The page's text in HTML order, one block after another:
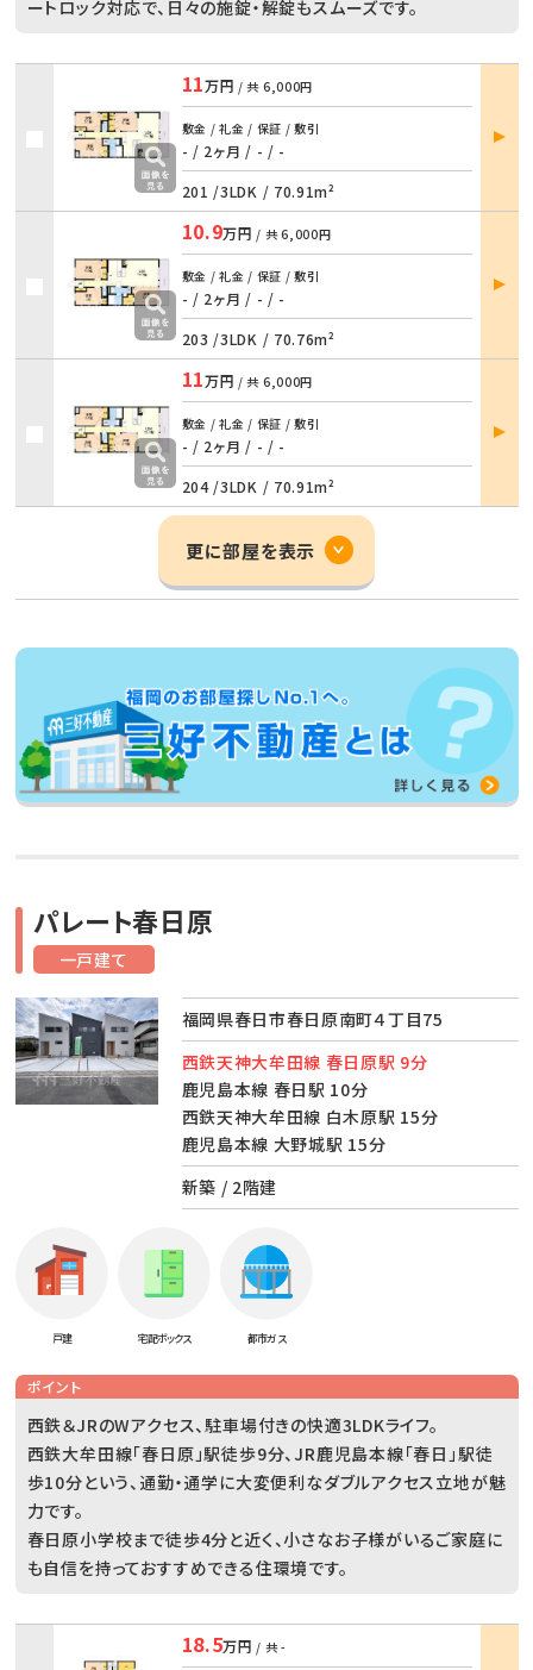
ートロック対応で、日々の施錠・解錠もスムーズです。
11万円 / 共 6,000円
敷金 / 礼金 / 保証 / 敷引
- / 2ヶ月 / - / -
201 /3LDK / 70.91m²
部屋
詳細
10.9万円 / 共6,000円
敷金 / 礼金 / 保証 / 敷引
- / 2ヶ月 / - / -
203 /3LDK / 70.76m²
部屋
詳細
11万円 / 共 6,000円
敷金 / 礼金 / 保証 / 敷引
- / 2ヶ月 / - / -
204 /3LDK / 70.91m²
部屋
詳細
更に部屋を表示
一戸建て
パレート春日原
福岡県春日市春日原南町４丁目75
西鉄天神大牟田線 春日原駅 9分
鹿児島本線 春日駅 10分
西鉄天神大牟田線 白木原駅 15分
鹿児島本線 大野城駅 15分
新築 / 2階建
戸建 宅配ボックス 都市ガス
ポイント
西鉄＆JRのWアクセス、駐車場付きの快適3LDKライフ。
西鉄大牟田線「春日原」駅徒歩9分、JR鹿児島本線「春日」駅徒
歩10分という、通勤・通学に大変便利なダブルアクセス立地が魅
力です。
春日原小学校まで徒歩4分と近く、小さなお子様がいるご家庭に
も自信を持っておすすめできる住環境です。
18.5万円 / 共-